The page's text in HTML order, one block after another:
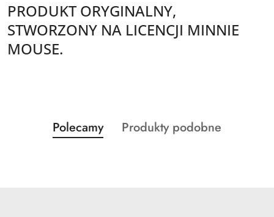
PRODUKT ORYGINALNY,
STWORZONY NA LICENCJI MINNIE
MOUSE.
Pomiń karuzelę produktów
Produkty
o
Polecamy
Produkty
Produkty podobne